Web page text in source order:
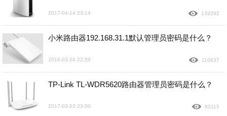
2017-04-14 23:14 139292
小米路由器192.168.31.1默认管理员密码是什么？
2016-03-24 22:59 110637
TP-Link TL-WDR5620路由器管理员密码是什么？
2017-03-23 23:00 82115